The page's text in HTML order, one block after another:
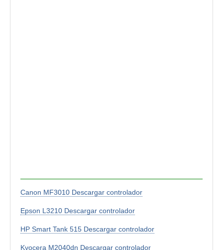
Canon MF3010 Descargar controlador
Epson L3210 Descargar controlador
HP Smart Tank 515 Descargar controlador
Kyocera M2040dn Descargar controlador